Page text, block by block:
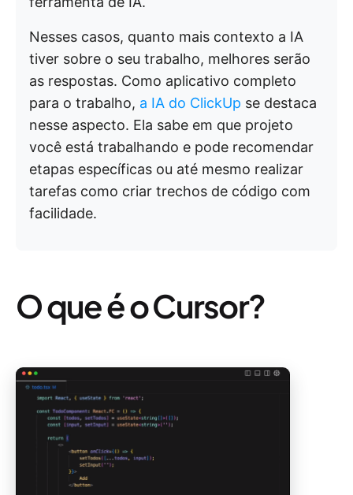
Nesses casos, quanto mais contexto a IA
tiver sobre o seu trabalho, melhores serão
as respostas. Como aplicativo completo
para o trabalho, a IA do ClickUp se destaca
nesse aspecto. Ela sabe em que projeto
você está trabalhando e pode recomendar
etapas específicas ou até mesmo realizar
tarefas como criar trechos de código com
facilidade.
O que é o Cursor?